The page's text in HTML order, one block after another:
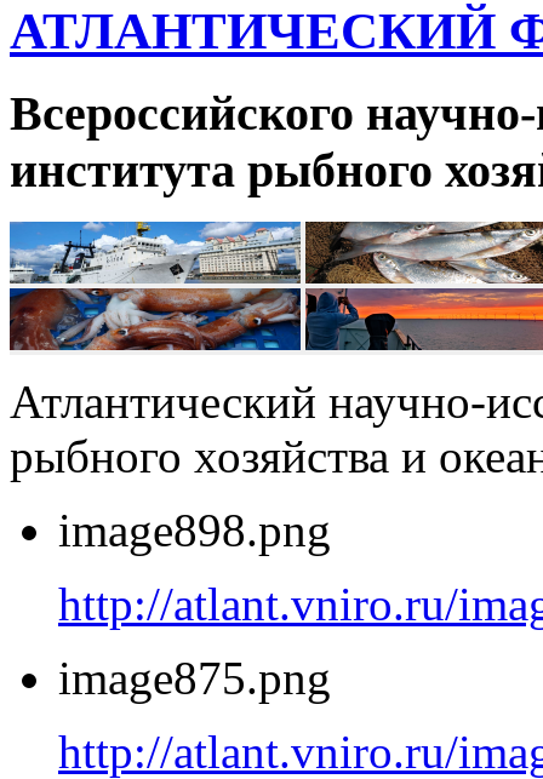
АТЛАНТИЧЕСКИЙ
Всероссийского
института рыбного
Атлантический научно-
рыбного хозяйства и
image898.png
http://atlant.vniro.ru/
image875.png
http://atlant.vniro.ru/